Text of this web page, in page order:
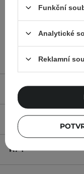
179,00 Kč
POPIS
SLOŽENÍ
TIPY
Funkční
Analytické
Reklamní